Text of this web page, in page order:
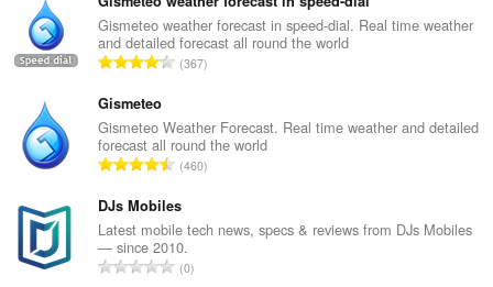
總
次
數
Gismeteo weather forecast in speed-dial. Real time weather
and detailed forecast all round the world
評
總
次
數
367
Gismeteo
Gismeteo Weather Forecast. Real time weather and detailed
forecast all round the world
評
的
總
次
數
460
DJs Mobiles
Latest mobile tech news, specs & reviews from DJs Mobiles
— since 2010.
評
0